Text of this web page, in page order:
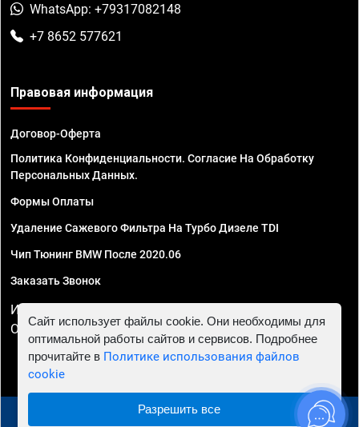
WhatsApp: +79317082148
+7 8652 577621
Правовая информация
Договор-Оферта
Политика Конфиденциальности. Согласие На Обработку
Персональных Данных.
Формы Оплаты
Удаление Сажевого Фильтра На Турбо Дизеле TDI
Чип Тюнинг BMW После 2020.06
Заказать Звонок
ИП Смирнов Георгий Павлович. ИНН 781302555843,
ОГРНИП 324470400032610
© 2010 - 2026 Чип тюнинг в Ставрополе - Автосервис
Сайт использует файлы cookie. Они необходимы для
оптимальной работы сайтов и сервисов. Подробнее
прочитайте в Политике использования файлов
cookie
Разрешить все